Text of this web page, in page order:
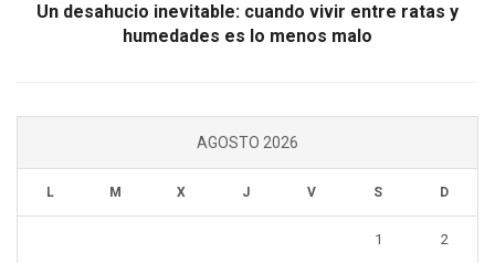
Un desahucio inevitable: cuando vivir entre ratas y
humedades es lo menos malo
AGOSTO 2026
L M X J V S D
1 2